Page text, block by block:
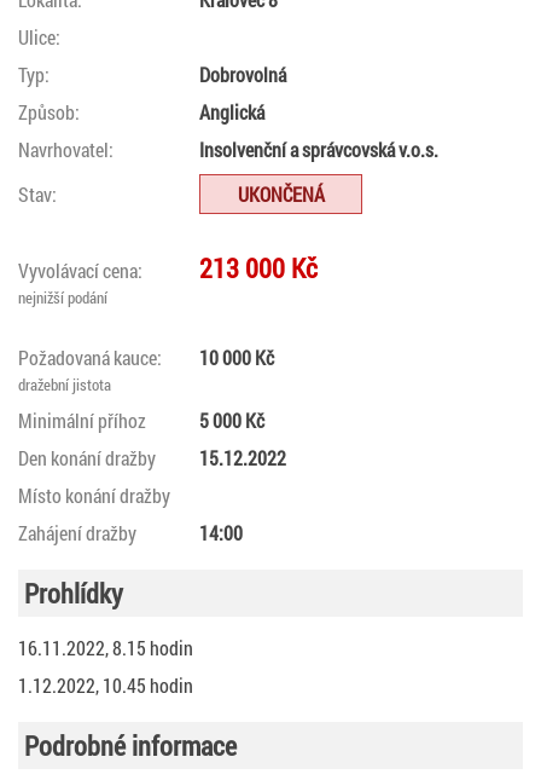
Ulice:
Typ:
Dobrovolná
Způsob:
Anglická
Navrhovatel:
Insolvenční a správcovská v.o.s.
Stav:
UKONČENÁ
Vyvolávací cena:
nejnižší podání
213 000 Kč
Požadovaná kauce:
dražební jistota
10 000 Kč
Minimální příhoz
5 000 Kč
Den konání dražby
15.12.2022
Místo konání dražby
Zahájení dražby
14:00
Prohlídky
16.11.2022, 8.15 hodin
1.12.2022, 10.45 hodin
Podrobné informace